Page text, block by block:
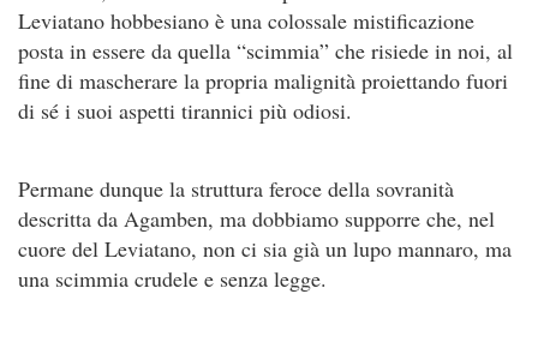
Leviatano hobbesiano è una colossale mistificazione
posta in essere da quella “scimmia” che risiede in noi, al
fine di mascherare la propria malignità proiettando fuori
di sé i suoi aspetti tirannici più odiosi.
Permane dunque la struttura feroce della sovranità
descritta da Agamben, ma dobbiamo supporre che, nel
cuore del Leviatano, non ci sia già un lupo mannaro, ma
una scimmia crudele e senza legge.